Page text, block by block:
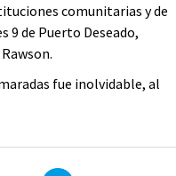
comunitarias y de
9 de Puerto Deseado,
fue inolvidable, al